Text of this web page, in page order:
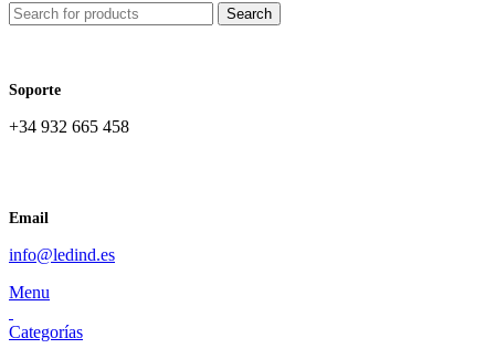
Search
Soporte
+34 932 665 458‬
Email
info@ledind.es
Menu
Categorías